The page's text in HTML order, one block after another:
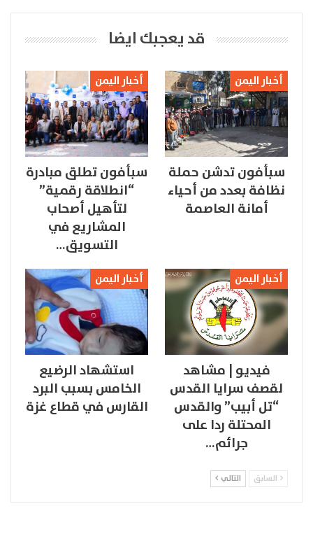
قد يعجبك ايضا
أخبار اليمن
سبأفون تدشن حملة
نظافة بعدد من أحياء
أمانة العاصمة
أخبار اليمن
سبأفون تطلق مبادرة
“انطلاقة رقمية”
لتأهيل أصحاب
المشاريع في
التسويق…
أخبار اليمن
فيديو | مشاهد
لقصف سرايا القدس
“تل أبيب” والقدس
المحتلة ردا على
جرائم…
أخبار اليمن
استشهاد الرضيع
الخامس بسبب البرد
القارس في قطاع غزة
السابق التالي